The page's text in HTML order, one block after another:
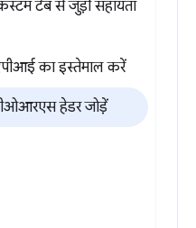
टैब से जुड़ी सहायता
का इस्तेमाल करें
हेडर जोड़ें